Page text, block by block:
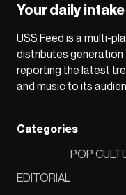
Your daily
USS Feed is a multi-
distributes
reporting the latest
and music to its
Categories
EDITORIAL
POP